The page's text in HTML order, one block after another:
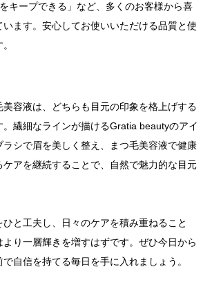
キープできる」など、多くのお客様から喜
ます。安心してお使いいただける品質と使
美容液は、どちらも目元の印象を格上げする
。繊細なラインが描けるGratia beautyのアイ
ラシで眉を美しく整え、まつ毛美容液で健康
ケアを継続することで、自然で魅力的な目元
と工夫し、日々のケアを積み重ねること
り一層輝きを増すはずです。ぜひ今日から
自信を持てる毎日を手に入れましょう。